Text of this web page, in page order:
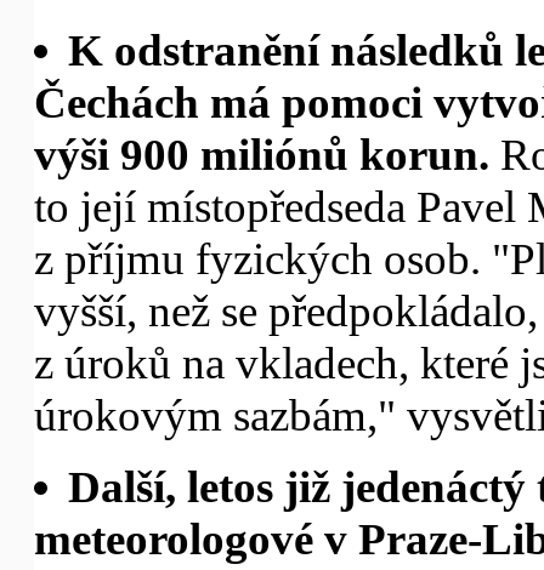
K odstranění následků
Čechách má pomoci
výši 900 miliónů korun.
to její místopředseda Pavel
z příjmu fyzických osob.
vyšší, než se
z úroků na vkladech, které
úrokovým sazbám,"
Další, letos již
meteorologové v Praze-